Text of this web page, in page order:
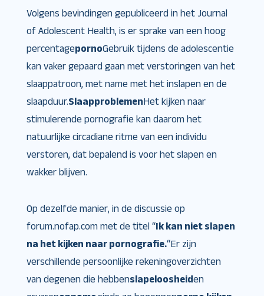
Volgens bevindingen gepubliceerd in het Journal
of Adolescent Health, is er sprake van een hoog
percentagepornoGebruik tijdens de adolescentie
kan vaker gepaard gaan met verstoringen van het
slaappatroon, met name met het inslapen en de
slaapduur.SlaapproblemenHet kijken naar
stimulerende pornografie kan daarom het
natuurlijke circadiane ritme van een individu
verstoren, dat bepalend is voor het slapen en
wakker blijven.
Op dezelfde manier, in de discussie op
forum.nofap.com met de titel “Ik kan niet slapen
na het kijken naar pornografie.“Er zijn
verschillende persoonlijke rekeningoverzichten
van degenen die hebbenslapeloosheiden